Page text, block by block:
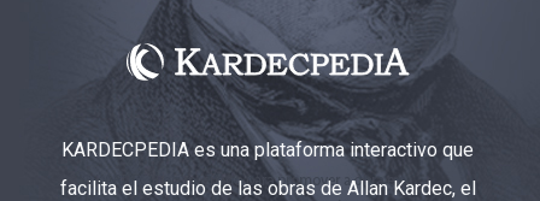
KARDECPEDIA es una plataforma interactivo que
facilita el estudio de las obras de Allan Kardec, el